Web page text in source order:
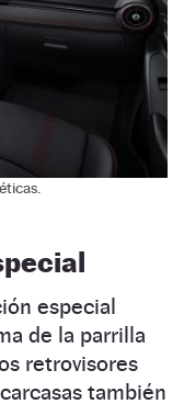
especial
de la parrilla
retrovisores
también